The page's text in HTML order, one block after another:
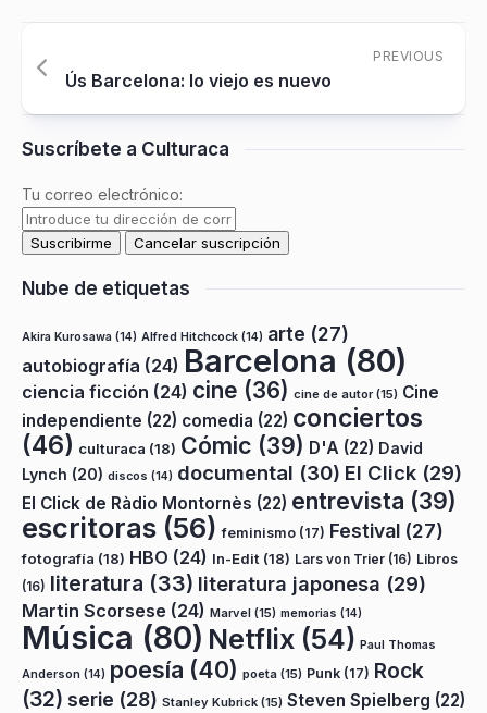
PREVIOUS
Ús Barcelona: lo viejo es nuevo
Suscríbete a Culturaca
Tu correo electrónico:
Nube de etiquetas
Akira Kurosawa (14) Alfred Hitchcock (14) arte (27)
autobiografía (24) Barcelona (80)
ciencia ficción (24) cine (36) cine de autor(15) Cine
independiente (22) comedia (22) conciertos
(46) culturaca (18) Cómic (39) D'A (22) David
Lynch (20) discos (14) documental (30) El Click (29)
El Click de Ràdio Montornès (22) entrevista (39)
escritoras (56) feminismo (17) Festival (27)
fotografía (18) HBO (24) In-Edit (18) Lars von Trier (16) Libros
(16) literatura (33) literatura japonesa (29)
Martin Scorsese (24) Marvel (15) memorias (14)
Música (80) Netflix (54) Paul Thomas
Anderson (14) poesía (40) poeta (15) Punk (17) Rock
(32) serie (28) Stanley Kubrick (15) Steven Spielberg (22)